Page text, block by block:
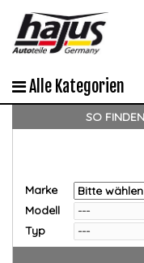
Alle Kategorien
SO
Marke
Modell
Typ